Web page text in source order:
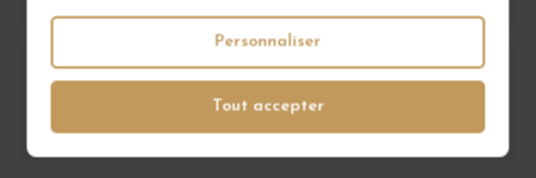
Tout accepter
Personnaliser
Dans quel contexte ce vin serait-il plus
apprécié par rapport à un Bourgogne
classique?